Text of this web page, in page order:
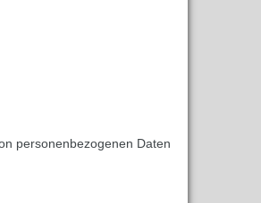
personenbezogenen Daten